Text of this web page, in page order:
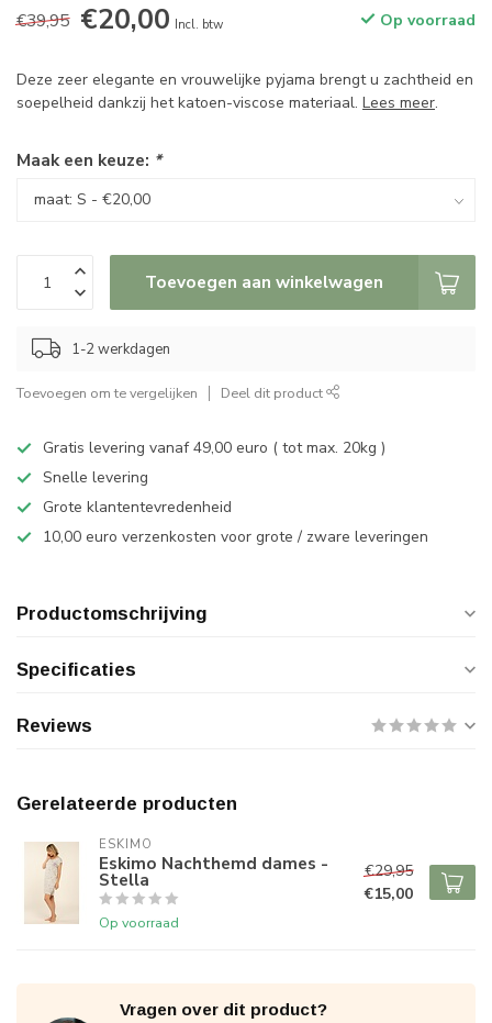
€39,95 €20,00 Incl. btw Op voorraad
Deze zeer elegante en vrouwelijke pyjama brengt u zachtheid en
soepelheid dankzij het katoen-viscose materiaal. Lees meer.
Maak een keuze: *
Toevoegen aan winkelwagen
1-2 werkdagen
Toevoegen om te vergelijken Deel dit product
Gratis levering vanaf 49,00 euro ( tot max. 20kg )
Snelle levering
Grote klantentevredenheid
10,00 euro verzenkosten voor grote / zware leveringen
Productomschrijving
Specificaties
Reviews
Gerelateerde producten
ESKIMO
Eskimo Nachthemd dames -
Stella
Op voorraad
€29,95
€15,00
Vragen over dit product?